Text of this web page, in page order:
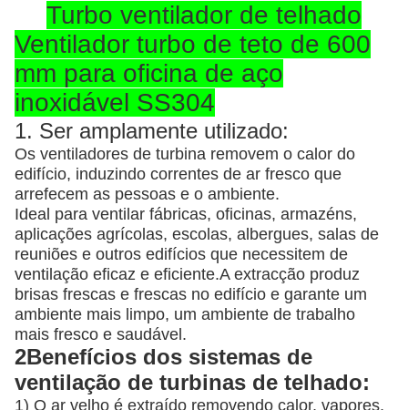
Turbo ventilador de telhado
Ventilador turbo de teto de 600
mm para oficina de aço
inoxidável SS304
1. Ser amplamente utilizado:
Os ventiladores de turbina removem o calor do
edifício, induzindo correntes de ar fresco que
arrefecem as pessoas e o ambiente.
Ideal para ventilar fábricas, oficinas, armazéns,
aplicações agrícolas, escolas, albergues, salas de
reuniões e outros edifícios que necessitem de
ventilação eficaz e eficiente.A extracção produz
brisas frescas e frescas no edifício e garante um
ambiente mais limpo, um ambiente de trabalho
mais fresco e saudável.
2Benefícios dos sistemas de
ventilação de turbinas de telhado:
1) O ar velho é extraído removendo calor, vapores,